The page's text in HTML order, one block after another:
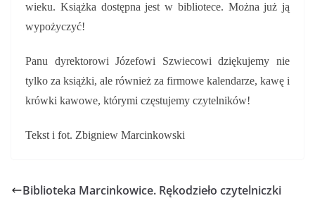
wieku. Książka dostępna jest w bibliotece. Można już ją
wypożyczyć!
Panu dyrektorowi Józefowi Szwiecowi dziękujemy nie
tylko za książki, ale również za firmowe kalendarze, kawę i
krówki kawowe, którymi częstujemy czytelników!
Tekst i fot. Zbigniew Marcinkowski
Biblioteka Marcinkowice. Rękodzieło czytelniczki